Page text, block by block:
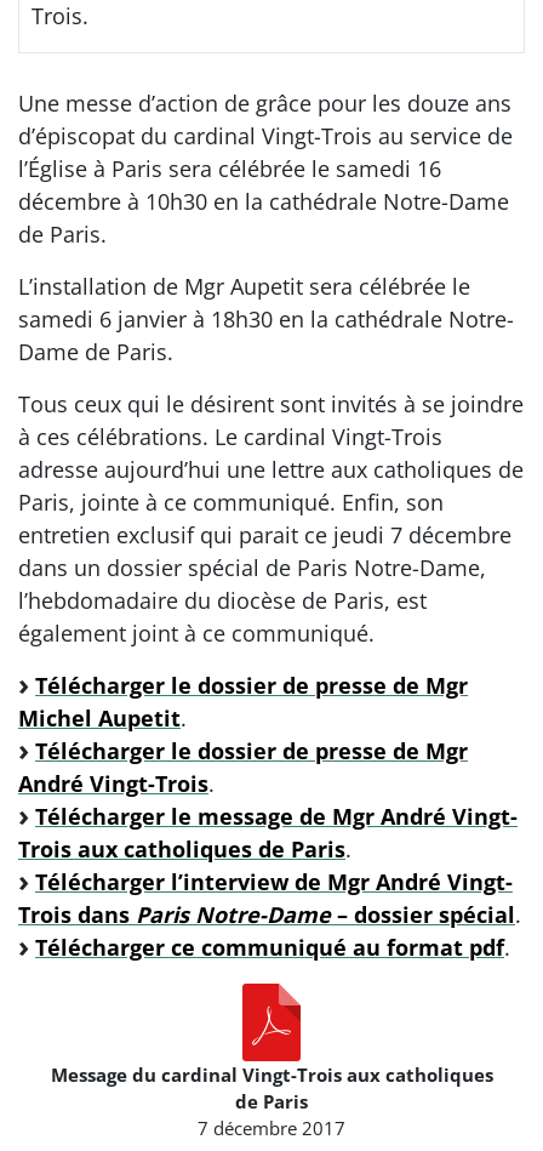
Trois.
Une messe d’action de grâce pour les douze ans
d’épiscopat du cardinal Vingt-Trois au service de
l’Église à Paris sera célébrée le samedi 16
décembre à 10h30 en la cathédrale Notre-Dame
de Paris.
L’installation de Mgr Aupetit sera célébrée le
samedi 6 janvier à 18h30 en la cathédrale Notre-
Dame de Paris.
Tous ceux qui le désirent sont invités à se joindre
à ces célébrations. Le cardinal Vingt-Trois
adresse aujourd’hui une lettre aux catholiques de
Paris, jointe à ce communiqué. Enfin, son
entretien exclusif qui parait ce jeudi 7 décembre
dans un dossier spécial de Paris Notre-Dame,
l’hebdomadaire du diocèse de Paris, est
également joint à ce communiqué.
Télécharger le dossier de presse de Mgr
Michel Aupetit.
Télécharger le dossier de presse de Mgr
André Vingt-Trois.
Télécharger le message de Mgr André Vingt-
Trois aux catholiques de Paris.
Télécharger l’interview de Mgr André Vingt-
Trois dans Paris Notre-Dame– dossier spécial.
Télécharger ce communiqué au format pdf.
Message du cardinal Vingt-Trois aux catholiques
de Paris
7 décembre 2017